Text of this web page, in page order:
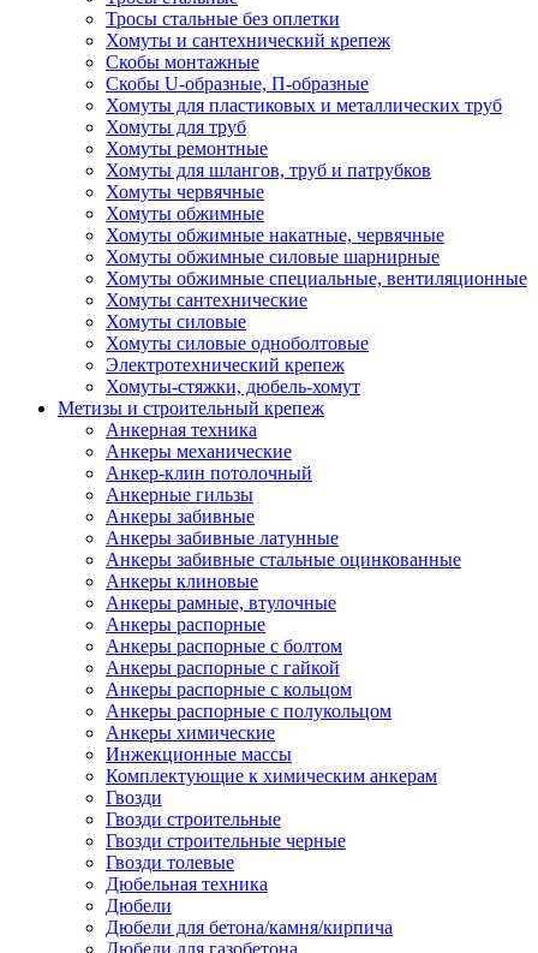
Тросы стальные без оплетки
Хомуты и сантехнический крепеж
Скобы монтажные
Скобы U-образные, П-образные
Хомуты для пластиковых и металлических труб
Хомуты для труб
Хомуты ремонтные
Хомуты для шлангов, труб и патрубков
Хомуты червячные
Хомуты обжимные
Хомуты обжимные накатные, червячные
Хомуты обжимные силовые шарнирные
Хомуты обжимные специальные, вентиляционные
Хомуты сантехнические
Хомуты силовые
Хомуты силовые одноболтовые
Электротехнический крепеж
Хомуты-стяжки, дюбель-хомут
Метизы и строительный крепеж
Анкерная техника
Анкеры механические
Анкер-клин потолочный
Анкерные гильзы
Анкеры забивные
Анкеры забивные латунные
Анкеры забивные стальные оцинкованные
Анкеры клиновые
Анкеры рамные, втулочные
Анкеры распорные
Анкеры распорные с болтом
Анкеры распорные с гайкой
Анкеры распорные с кольцом
Анкеры распорные с полукольцом
Анкеры химические
Инжекционные массы
Комплектующие к химическим анкерам
Гвозди
Гвозди строительные
Гвозди строительные черные
Гвозди толевые
Дюбельная техника
Дюбели
Дюбели для бетона/камня/кирпича
Дюбели для газобетона